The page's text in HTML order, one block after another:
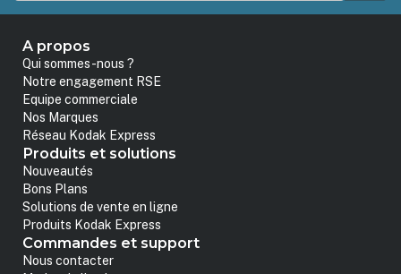
A propos
Qui sommes-nous ?
Notre engagement RSE
Equipe commerciale
Nos Marques
Réseau Kodak Express
Produits et solutions
Nouveautés
Bons Plans
Solutions de vente en ligne
Produits Kodak Express
Commandes et support
Nous contacter